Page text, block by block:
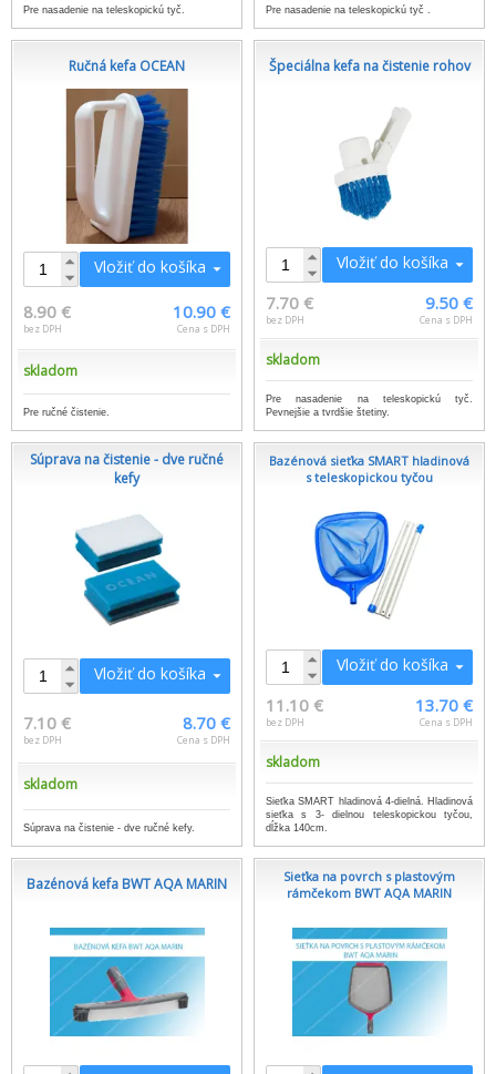
Pre nasadenie na teleskopickú tyč. Pre nasadenie na teleskopickú tyč .
Ručná kefa OCEAN
Vložiť do košíka
8.90 €
bez DPH
10.90 €
Cena s DPH
skladom
Pre ručné čistenie.
Špeciálna kefa na čistenie rohov
Vložiť do košíka
7.70 €
bez DPH
9.50 €
Cena s DPH
skladom
Pre nasadenie na teleskopickú tyč.
Pevnejšie a tvrdšie štetiny.
Súprava na čistenie - dve ručné
kefy
Vložiť do košíka
7.10 €
bez DPH
8.70 €
Cena s DPH
skladom
Súprava na čistenie - dve ručné kefy.
Bazénová sieťka SMART hladinová
s teleskopickou tyčou
Vložiť do košíka
11.10 €
bez DPH
13.70 €
Cena s DPH
skladom
Sieťka SMART hladinová 4-dielná. Hladinová
sieťka s 3- dielnou teleskopickou tyčou,
dĺžka 140cm.
Bazénová kefa BWT AQA MARIN
Sieťka na povrch s plastovým
rámčekom BWT AQA MARIN